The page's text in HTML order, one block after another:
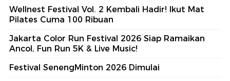
Wellnest Festival Vol. 2 Kembali Hadir! Ikut Mat
Pilates Cuma 100 Ribuan
Jakarta Color Run Festival 2026 Siap Ramaikan
Ancol, Fun Run 5K & Live Music!
Festival SenengMinton 2026 Dimulai